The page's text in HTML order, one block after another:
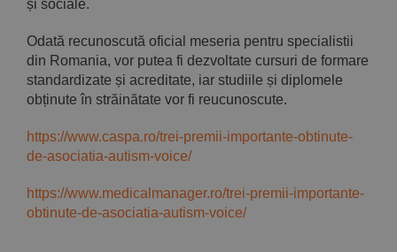
și sociale.
Odată recunoscută oficial meseria pentru specialistii
din Romania, vor putea fi dezvoltate cursuri de formare
standardizate și acreditate, iar studiile și diplomele
obținute în străinătate vor fi reucunoscute.
https://www.caspa.ro/trei-premii-importante-obtinute-
de-asociatia-autism-voice/
https://www.medicalmanager.ro/trei-premii-importante-
obtinute-de-asociatia-autism-voice/